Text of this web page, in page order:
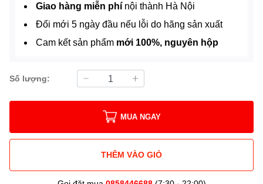
Giao hàng miễn phí nội thành Hà Nội
Đổi mới 5 ngày đầu nếu lỗi do hãng sản xuất
Cam kết sản phẩm mới 100%, nguyên hộp
Số lượng:
MUA NGAY
THÊM VÀO GIỎ